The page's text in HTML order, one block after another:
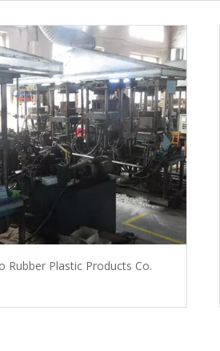
Rubber Plastic Products Co.